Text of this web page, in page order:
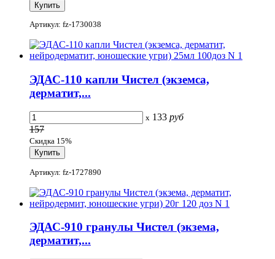
Артикул: fz-1730038
ЭДАС-110 капли Чистел (экземса,
дерматит,...
x 133 руб
157
Скидка 15%
Артикул: fz-1727890
ЭДАС-910 гранулы Чистел (экзема,
дерматит,...